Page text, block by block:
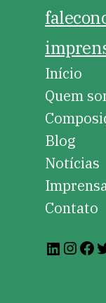
Início
Quem
Blog
Notícias
Contato